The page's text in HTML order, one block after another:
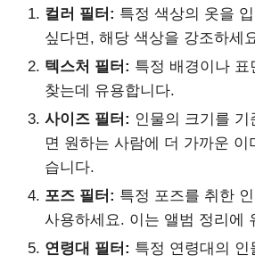
컬러 필터: 특정 색상의 옷을
싶다면, 해당 색상을 강조하세
텍스처 필터: 특정 배경이나 표
찾는데 유용합니다.
사이즈 필터: 인물의 크기를
면 원하는 사람에 더 가까운 이
습니다.
포즈 필터: 특정 포즈를 취한
사용하세요. 이는 앨범 정리에
연령대 필터: 특정 연령대의 인